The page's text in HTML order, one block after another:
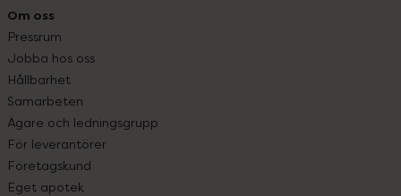
Om oss
Pressrum
Jobba hos oss
Hållbarhet
Samarbeten
Ägare och ledningsgrupp
För leverantörer
Företagskund
Eget apotek